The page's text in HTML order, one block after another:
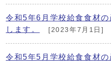
令和5年6月学校給食食材
します。
[2023年7月1日]
令和5年5月学校給食食材